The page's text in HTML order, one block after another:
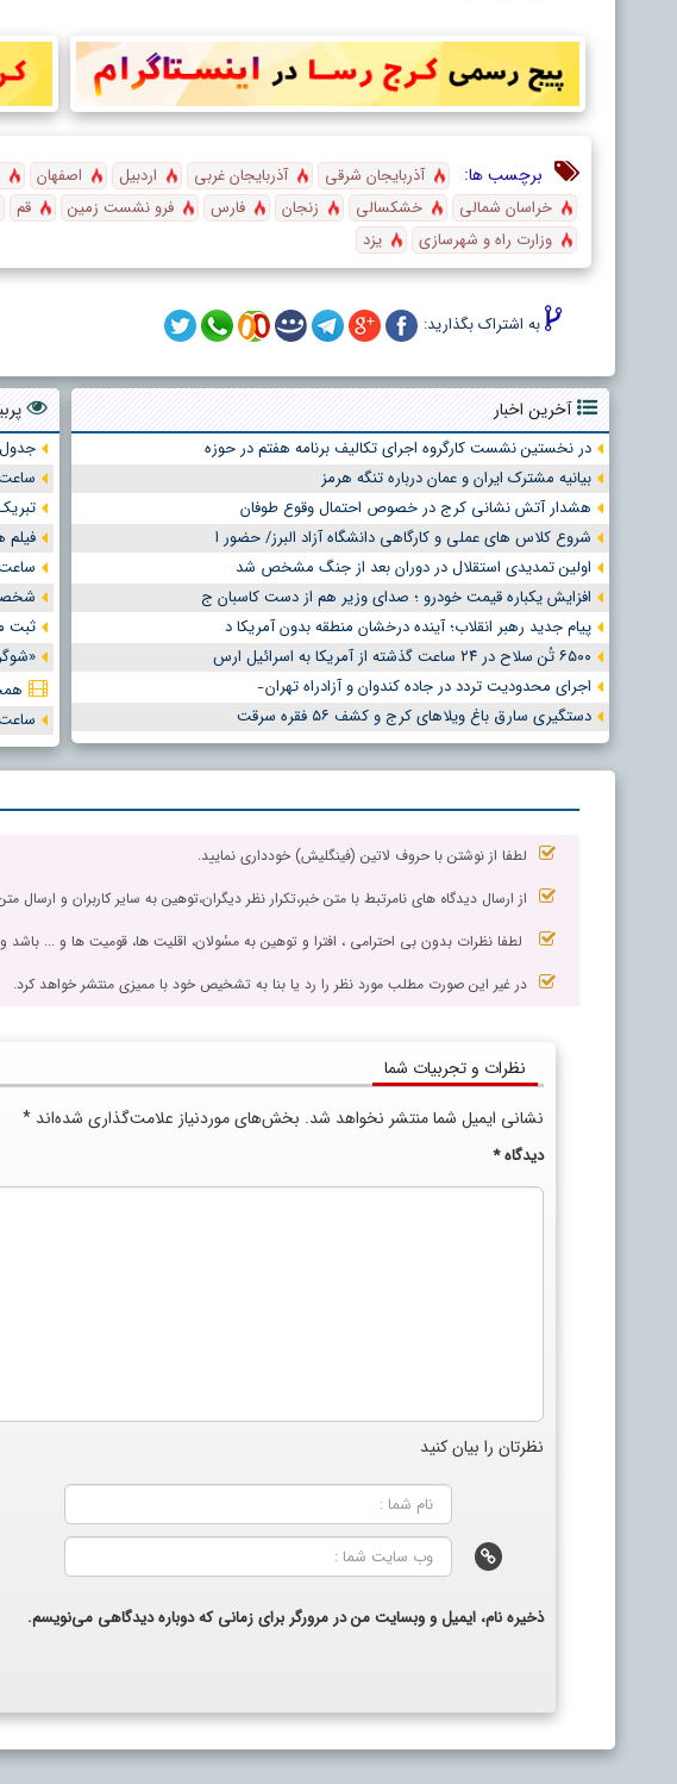
برچسب ها: آذربایجان شرقی آذربایجان غربی اردبیل اصفهان
خراسان شمالی
خشکسالی زنجان فارس فرو نشست زمین قم
وزارت راه و شهرسازی
یزد
به اشتراک بگذارید:
آخرین اخبار
در نخستین نشست کارگروه اجرای تکالیف برنامه هفتم در حوزه
بیانیه مشترک ایران و عمان درباره تنگه هرمز
هشدار آتش نشانی کرج در خصوص احتمال وقوع طوفان
شروع کلاس های عملی و کارگاهی دانشگاه آزاد البرز/ حضور ا
اولین تمدیدی استقلال در دوران بعد از جنگ مشخص شد
افزایش یکباره قیمت خودرو ؛ صدای وزیر هم از دست کاسبان ج
پیام جدید رهبر انقلاب؛ آینده درخشان منطقه بدون آمریکا د
۶۵۰۰ تُن سلاح در ۲۴ ساعت گذشته از آمریکا به اسرائیل ارس
اجرای محدودیت تردد در جاده کندوان و آزادراه تهران ̵
دستگیری سارق باغ ویلاهای کرج و کشف ۵۶ فقره سرقت
فیلم
ثبت
لطفا از نوشتن با حروف لاتین (فینگلیش) خودداری نمایید.
از ارسال دیدگاه های نامرتبط با متن خبر،تکرار نظر دیگران،توهین به سایر کاربران و ارسال
لطفا نظرات بدون بی احترامی ، افترا و توهین به مسٔولان، اقلیت ها، قومیت ها و ...
در غیر این صورت مطلب مورد نظر را رد یا بنا به تشخیص خود با ممیزی منتشر خواهد کرد.
نظرات و تجربیات شما
نشانی ایمیل شما منتشر نخواهد شد. بخش‌های موردنیاز علامت‌گذاری شده‌اند *
دیدگاه*
نظرتان را بیان کنید
ذخیره نام، ایمیل و وبسایت من در مرورگر برای زمانی که دوباره دیدگاهی می‌نویسم.